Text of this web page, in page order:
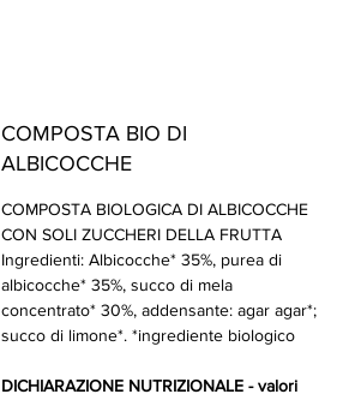
COMPOSTA BIO DI
ALBICOCCHE
COMPOSTA BIOLOGICA DI ALBICOCCHE
CON SOLI ZUCCHERI DELLA FRUTTA
Ingredienti: Albicocche* 35%, purea di
albicocche* 35%, succo di mela
concentrato* 30%, addensante: agar agar*;
succo di limone*. *ingrediente biologico
DICHIARAZIONE NUTRIZIONALE - valori